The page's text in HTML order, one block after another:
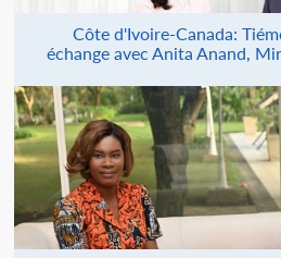
Côte d'Ivoire-Canada:
échange avec Anita Anand,